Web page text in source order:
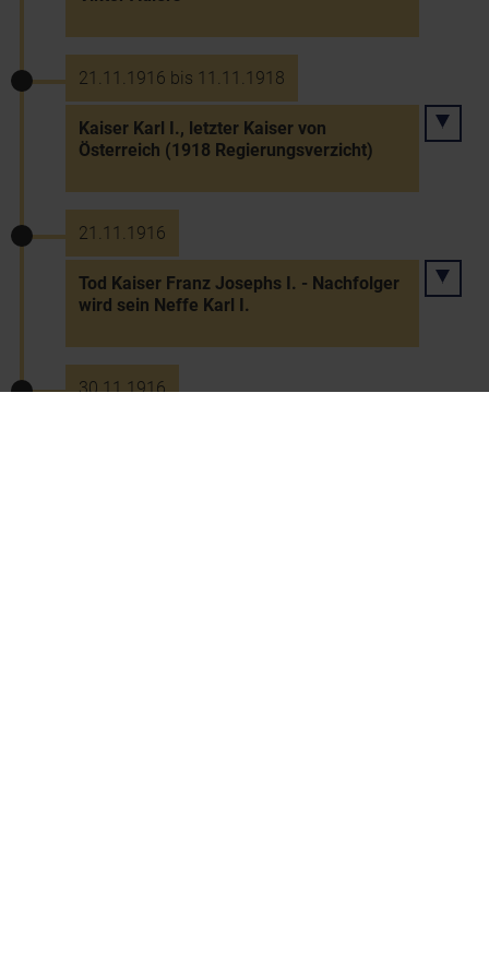
21.11.1916 bis 11.11.1918
Kaiser Karl I., letzter Kaiser von
Österreich (1918 Regierungsverzicht)
21.11.1916
Tod Kaiser Franz Josephs I. - Nachfolger
wird sein Neffe Karl I.
30.11.1916